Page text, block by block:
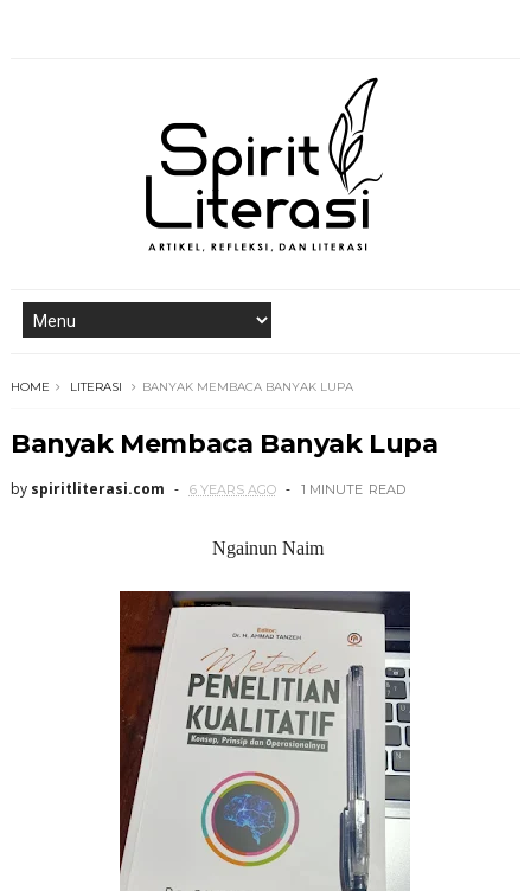
HOME LITERASI BANYAK MEMBACA BANYAK LUPA
Banyak Membaca Banyak Lupa
by spiritliterasi.com 6 YEARS AGO 1 MINUTE READ
Ngainun Naim